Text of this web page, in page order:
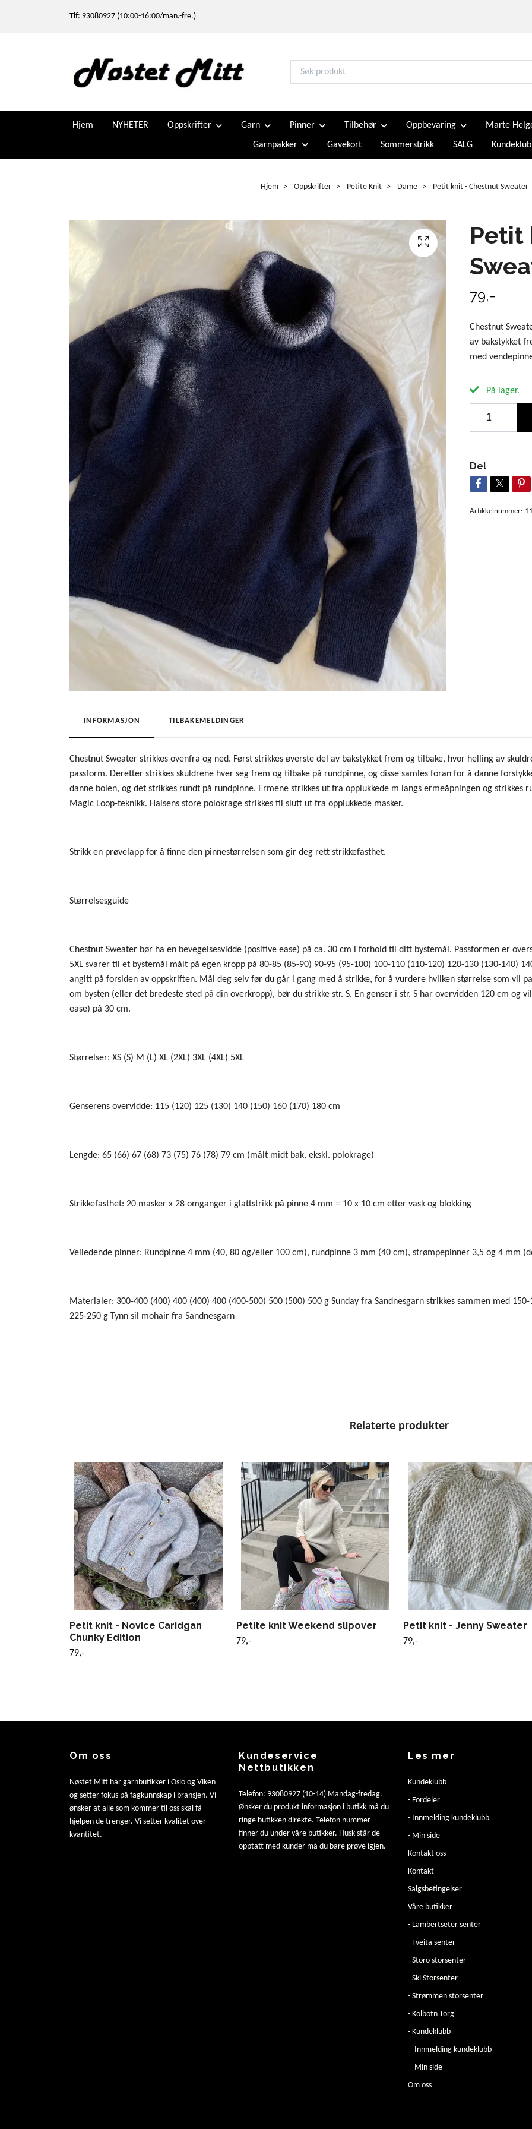
Tlf: 93080927 (10:00-16:00/man.-fre.)
Hjem NYHETER Oppskrifter Garn Pinner Tilbehør Oppbevaring Marte
Garnpakker Gavekort Sommerstrikk SALG
Hjem Oppskrifter Petite Knit Dame Petit knit - Chestnut Sweater
Petit
79,-
Chestnut
av bakstykket
med
På lager.
Del
Artikkelnummer:
INFORMASJON TILBAKEMELDINGER
Chestnut Sweater strikkes ovenfra og ned. Først strikkes øverste del av bakstykket frem og tilbake, hvor helling av
passform. Deretter strikkes skuldrene hver seg frem og tilbake på rundpinne, og disse samles foran for å danne
danne bolen, og det strikkes rundt på rundpinne. Ermene strikkes ut fra opplukkede m langs ermeåpningen og
Magic Loop-teknikk. Halsens store polokrage strikkes til slutt ut fra opplukkede masker.
Strikk en prøvelapp for å finne den pinnestørrelsen som gir deg rett strikkefasthet.
Størrelsesguide
Chestnut Sweater bør ha en bevegelsesvidde (positive ease) på ca. 30 cm i forhold til ditt bystemål. Passformen er
5XL svarer til et bystemål målt på egen kropp på 80-85 (85-90) 90-95 (95-100) 100-110 (110-120) 120-130 (130-140)
angitt på forsiden av oppskriften. Mål deg selv før du går i gang med å strikke, for å vurdere hvilken størrelse som vil
om bysten (eller det bredeste sted på din overkropp), bør du strikke str. S. En genser i str. S har overvidden 120 cm og
ease) på 30 cm.
Størrelser: XS (S) M (L) XL (2XL) 3XL (4XL) 5XL
Genserens overvidde: 115 (120) 125 (130) 140 (150) 160 (170) 180 cm
Lengde: 65 (66) 67 (68) 73 (75) 76 (78) 79 cm (målt midt bak, ekskl. polokrage)
Strikkefasthet: 20 masker x 28 omganger i glattstrikk på pinne 4 mm = 10 x 10 cm etter vask og blokking
Veiledende pinner: Rundpinne 4 mm (40, 80 og/eller 100 cm), rundpinne 3 mm (40 cm), strømpepinner 3,5 og 4 mm
Materialer: 300-400 (400) 400 (400) 400 (400-500) 500 (500) 500 g Sunday fra Sandnesgarn strikkes sammen med
225-250 g Tynn sil mohair fra Sandnesgarn
Petit knit - Novice Caridgan
Chunky Edition
79,-
Petite knit Weekend slipover
79,-
Petit knit - Jenny Sweater
79,-
Om oss
Nøstet Mitt har garnbutikker i Oslo og Viken
og setter fokus på fagkunnskap i bransjen. Vi
ønsker at alle som kommer til oss skal få
hjelpen de trenger. Vi setter kvalitet over
kvantitet.
Kundeservice
Nettbutikken
Telefon: 93080927 (10-14) Mandag-fredag.
Ønsker du produkt informasjon i butikk må du
ringe butikken direkte. Telefon nummer
finner du under våre butikker. Husk står de
opptatt med kunder må du bare prøve igjen.
Les mer
Kundeklubb
- Fordeler
- Innmelding kundeklubb
- Min side
Kontakt oss
Kontakt
Salgsbetingelser
Våre butikker
- Lambertseter senter
- Tveita senter
- Storo storsenter
- Ski Storsenter
- Strømmen storsenter
- Kolbotn Torg
- Kundeklubb
-- Innmelding kundeklubb
-- Min side
Om oss